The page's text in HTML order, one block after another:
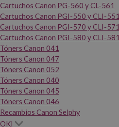
Cartuchos Canon PG-560 y CL-561
Cartuchos Canon PGI-550 y CLI-551
Cartuchos Canon PGI-570 y CLI-571
Cartuchos Canon PGI-580 y CLI-581
Tóners Canon 041
Tóners Canon 047
Tóners Canon 052
Tóners Canon 040
Tóners Canon 045
Tóners Canon 046
Recambios Canon Selphy
OKI